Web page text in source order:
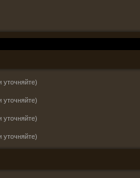
уточняйте)
уточняйте)
уточняйте)
уточняйте)